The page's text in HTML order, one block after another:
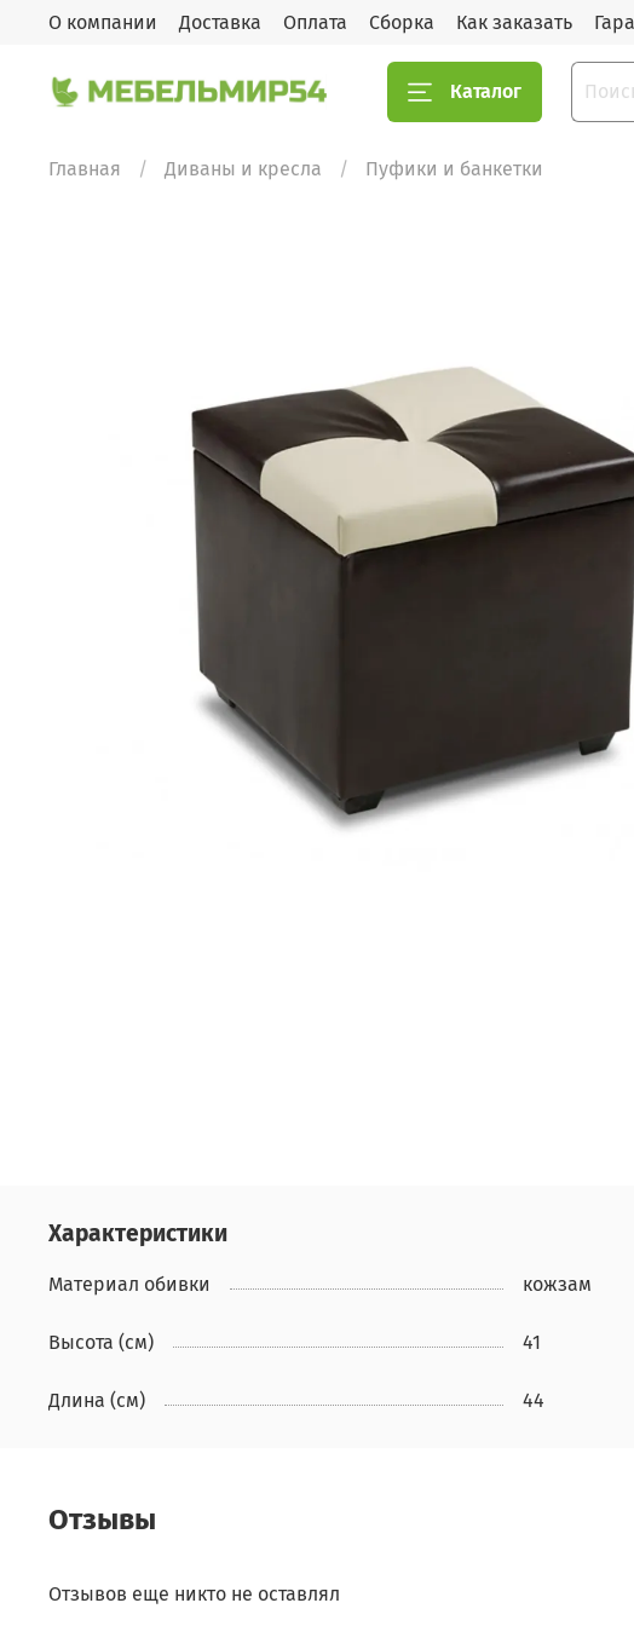
О компании Доставка Оплата Сборка Как заказать
Каталог
Главная Диваны и кресла Пуфики и банкетки
Характеристики
Материал обивки кожзам
Высота (см) 41
Длина (см) 44
Отзывы
Отзывов еще никто не оставлял